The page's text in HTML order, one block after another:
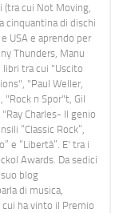
cui Not Moving,
cinquantina di dischi
USA e aprendo per
Thunders, Manu
libri tra cui "Uscito
"Paul Weller,
"Rock n Spor"t, Gil
Charles- Il genio
“Classic Rock”,
e “Libertà”. E' tra i
Awards. Da sedici
blog
di musica,
ha vinto il Premio